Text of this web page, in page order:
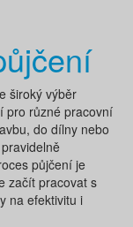
široký výběr
pro různé pracovní
do dílny nebo
půjčení je
začít pracovat s
na efektivitu i